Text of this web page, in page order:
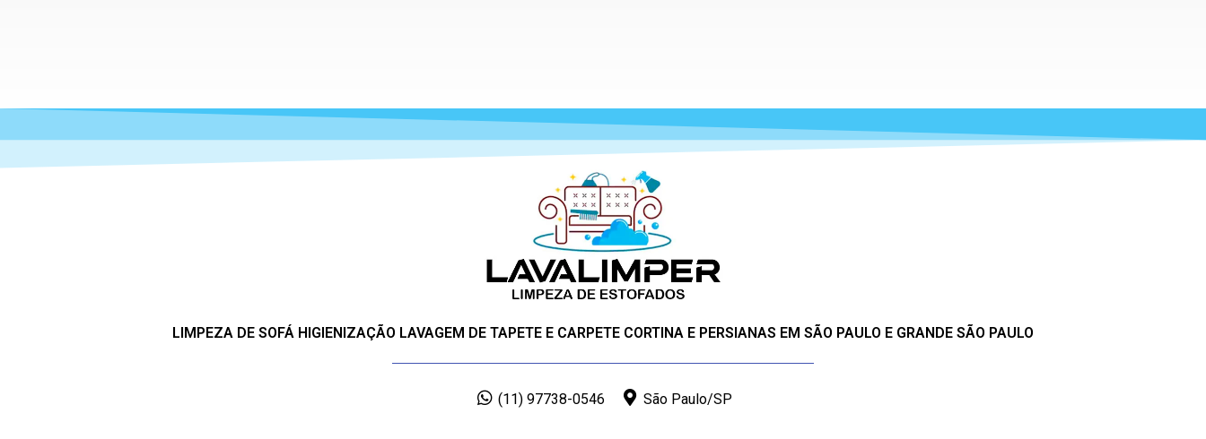
LIMPEZA DE SOFÁ HIGIENIZAÇÃO LAVAGEM DE TAPETE E CARPETE CORTINA E PERSIANAS EM SÃO PAULO E GRANDE SÃO PAULO
(11) 97738-0546 São Paulo/SP